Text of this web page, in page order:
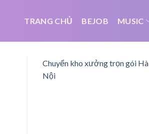
TRANG CHỦ BEJOB MUSIC
Chuyển kho xưởng trọn gói Hà
Nội